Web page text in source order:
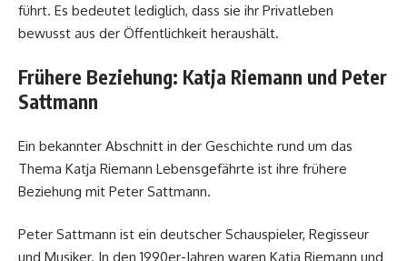
führt. Es bedeutet lediglich, dass sie ihr Privatleben
bewusst aus der Öffentlichkeit heraushält.
Frühere Beziehung: Katja Riemann und Peter
Sattmann
Ein bekannter Abschnitt in der Geschichte rund um das
Thema Katja Riemann Lebensgefährte ist ihre frühere
Beziehung mit Peter Sattmann.
Peter Sattmann ist ein deutscher Schauspieler, Regisseur
und Musiker. In den 1990er-Jahren waren Katja Riemann und